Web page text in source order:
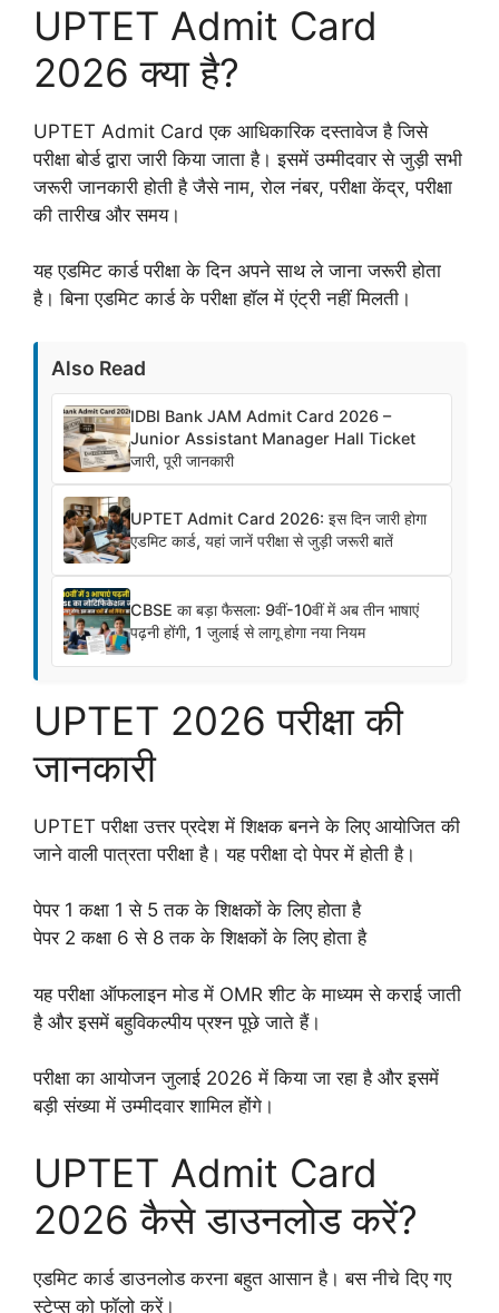
UPTET Admit Card
2026 क्या है?
UPTET Admit Card एक आधिकारिक दस्तावेज है जिसे
परीक्षा बोर्ड द्वारा जारी किया जाता है। इसमें उम्मीदवार से जुड़ी सभी
जरूरी जानकारी होती है जैसे नाम, रोल नंबर, परीक्षा केंद्र, परीक्षा
की तारीख और समय।
यह एडमिट कार्ड परीक्षा के दिन अपने साथ ले जाना जरूरी होता
है। बिना एडमिट कार्ड के परीक्षा हॉल में एंट्री नहीं मिलती।
Also Read
IDBI Bank JAM Admit Card 2026 –
Junior Assistant Manager Hall Ticket
जारी, पूरी जानकारी
UPTET Admit Card 2026: इस दिन जारी होगा
एडमिट कार्ड, यहां जानें परीक्षा से जुड़ी जरूरी बातें
CBSE का बड़ा फैसला: 9वीं-10वीं में अब तीन भाषाएं
पढ़नी होंगी, 1 जुलाई से लागू होगा नया नियम
UPTET 2026 परीक्षा की
जानकारी
UPTET परीक्षा उत्तर प्रदेश में शिक्षक बनने के लिए आयोजित की
जाने वाली पात्रता परीक्षा है। यह परीक्षा दो पेपर में होती है।
पेपर 1 कक्षा 1 से 5 तक के शिक्षकों के लिए होता है
पेपर 2 कक्षा 6 से 8 तक के शिक्षकों के लिए होता है
यह परीक्षा ऑफलाइन मोड में OMR शीट के माध्यम से कराई जाती
है और इसमें बहुविकल्पीय प्रश्न पूछे जाते हैं।
परीक्षा का आयोजन जुलाई 2026 में किया जा रहा है और इसमें
बड़ी संख्या में उम्मीदवार शामिल होंगे।
UPTET Admit Card
2026 कैसे डाउनलोड करें?
एडमिट कार्ड डाउनलोड करना बहुत आसान है। बस नीचे दिए गए
स्टेप्स को फॉलो करें।